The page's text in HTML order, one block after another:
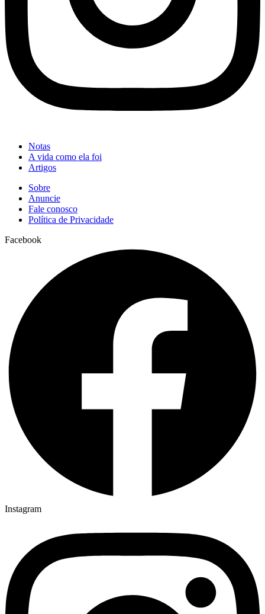
Notas
A vida como ela foi
Artigos
Sobre
Anuncie
Fale conosco
Política de Privacidade
Facebook
Instagram